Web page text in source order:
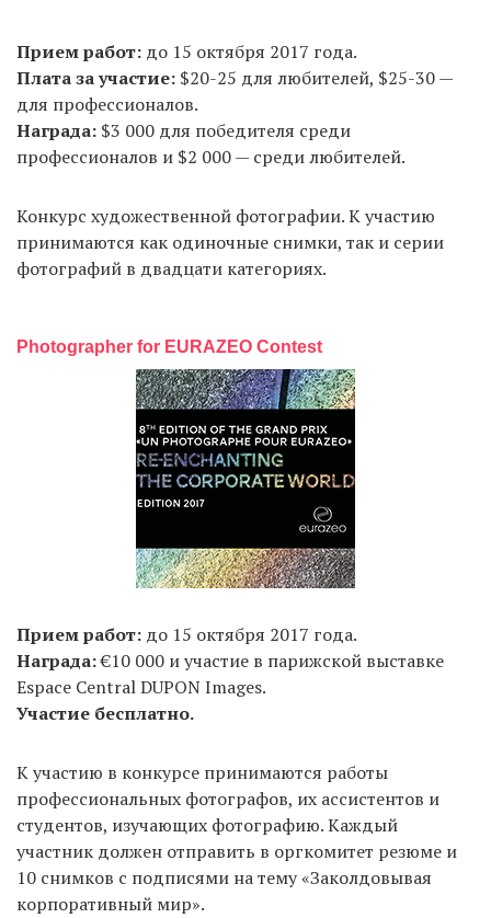
Прием работ: до 15 октября 2017 года.
Плата за участие: $20-25 для любителей, $25-30 —
для профессионалов.
Награда: $3 000 для победителя среди
профессионалов и $2 000 — среди любителей.
Конкурс художественной фотографии. К участию
принимаются как одиночные снимки, так и серии
фотографий в двадцати категориях.
Photographer for EURAZEO Contest
Прием работ: до 15 октября 2017 года.
Награда:€10 000 и участие в парижской выставке
Espace Central DUPON Images.
Участие бесплатно.
К участию в конкурсе принимаются работы
профессиональных фотографов, их ассистентов и
студентов, изучающих фотографию. Каждый
участник должен отправить в оргкомитет резюме и
10 снимков с подписями на тему «Заколдовывая
корпоративный мир».